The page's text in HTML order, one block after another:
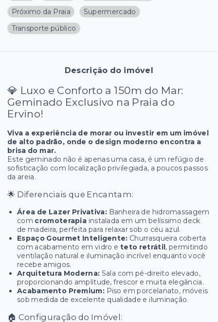
Próximo da Praia
Supermercado
Transporte público
Descrição do imóvel
💎 Luxo e Conforto a 150m do Mar:
Geminado Exclusivo na Praia do
Ervino!
Viva a experiência de morar ou investir em um imóvel
de alto padrão, onde o design moderno encontra a
brisa do mar.
Este geminado não é apenas uma casa, é um refúgio de
sofisticação com localização privilegiada, a poucos passos
da areia.
🌟 Diferenciais que Encantam:
Área de Lazer Privativa:Banheira de hidromassagem
com cromoterapia instalada em um belíssimo deck
de madeira, perfeita para relaxar sob o céu azul.
Espaço Gourmet Inteligente: Churrasqueira coberta
com acabamento em vidro eteto retrátil, permitindo
ventilação natural e iluminação incrível enquanto você
recebe amigos.
Arquitetura Moderna: Sala com pé-direito elevado,
proporcionando amplitude, frescor e muita elegância.
Acabamento Premium:Piso em porcelanato, móveis
sob medida de excelente qualidade e iluminação.
🏠 Configuração do Imóvel: